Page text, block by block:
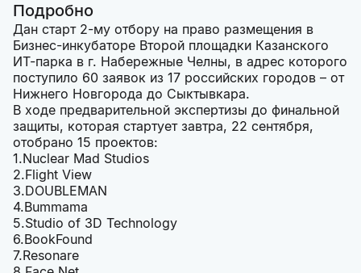
Подробно
Дан старт 2-му отбору на право размещения в
Бизнес-инкубаторе Второй площадки Казанского
ИТ-парка в г. Набережные Челны, в адрес которого
поступило 60 заявок из 17 российских городов – от
Нижнего Новгорода до Сыктывкара.
В ходе предварительной экспертизы до финальной
защиты, которая стартует завтра, 22 сентября,
отобрано 15 проектов:
Nuclear Mad Studios
Flight View
DOUBLEMAN
Bummama
Studio of 3D Technology
BookFound
Resonare